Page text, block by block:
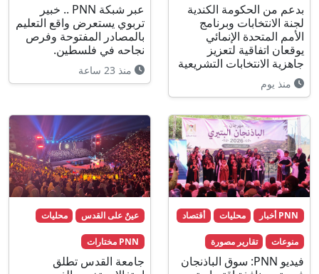
بدعم من الحكومة الكندية
لجنة الانتخابات وبرنامج
الأمم المتحدة الإنمائي
يوقعان اتفاقية لتعزيز
جاهزية الانتخابات التشريعية
منذ يوم
عبر شبكة PNN .. خبير
تربوي يستعرض واقع التعليم
بالمصادر المفتوحة وفرص
نجاحه في فلسطين.
منذ 23 ساعة
PNN أخبار محليات أقتصاد
منوعات تقارير مصورة
فيديو PNN: سوق الباذنجان
عينٌ على القدس محليات
PNN مختارات
جامعة القدس تطلق